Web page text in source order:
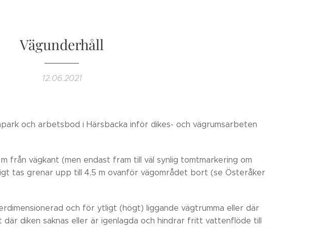
Vägunderhåll
12.06.2021
och arbetsbod i Härsbacka inför dikes- och vägrumsarbeten
från vägkant (men endast fram till väl synlig tomtmarkering om
tas grenar upp till 4,5 m ovanför vägområdet bort (se Österåker
och för ytligt (högt) liggande vägtrumma eller där
diken saknas eller är igenlagda och hindrar fritt vattenflöde till